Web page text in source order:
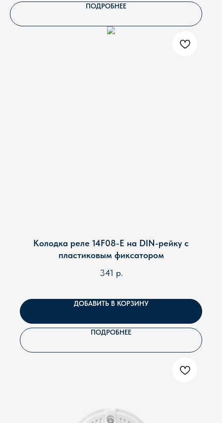
ПОДРОБНЕЕ
Колодка реле 14F08-E на DIN-рейку с
пластиковым фиксатором
341 р.
ДОБАВИТЬ В КОРЗИНУ
ПОДРОБНЕЕ